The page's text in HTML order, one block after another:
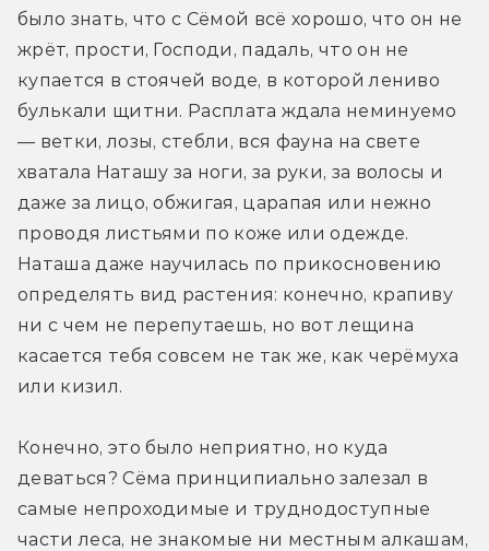
было знать, что с Сёмой всё хорошо, что он не
жрёт, прости, Господи, падаль, что он не
купается в стоячей воде, в которой лениво
булькали щитни. Расплата ждала неминуемо
— ветки, лозы, стебли, вся фауна на свете
хватала Наташу за ноги, за руки, за волосы и
даже за лицо, обжигая, царапая или нежно
проводя листьями по коже или одежде.
Наташа даже научилась по прикосновению
определять вид растения: конечно, крапиву
ни с чем не перепутаешь, но вот лещина
касается тебя совсем не так же, как черёмуха
или кизил.
Конечно, это было неприятно, но куда
деваться? Сёма принципиально залезал в
самые непроходимые и труднодоступные
части леса, не знакомые ни местным алкашам,